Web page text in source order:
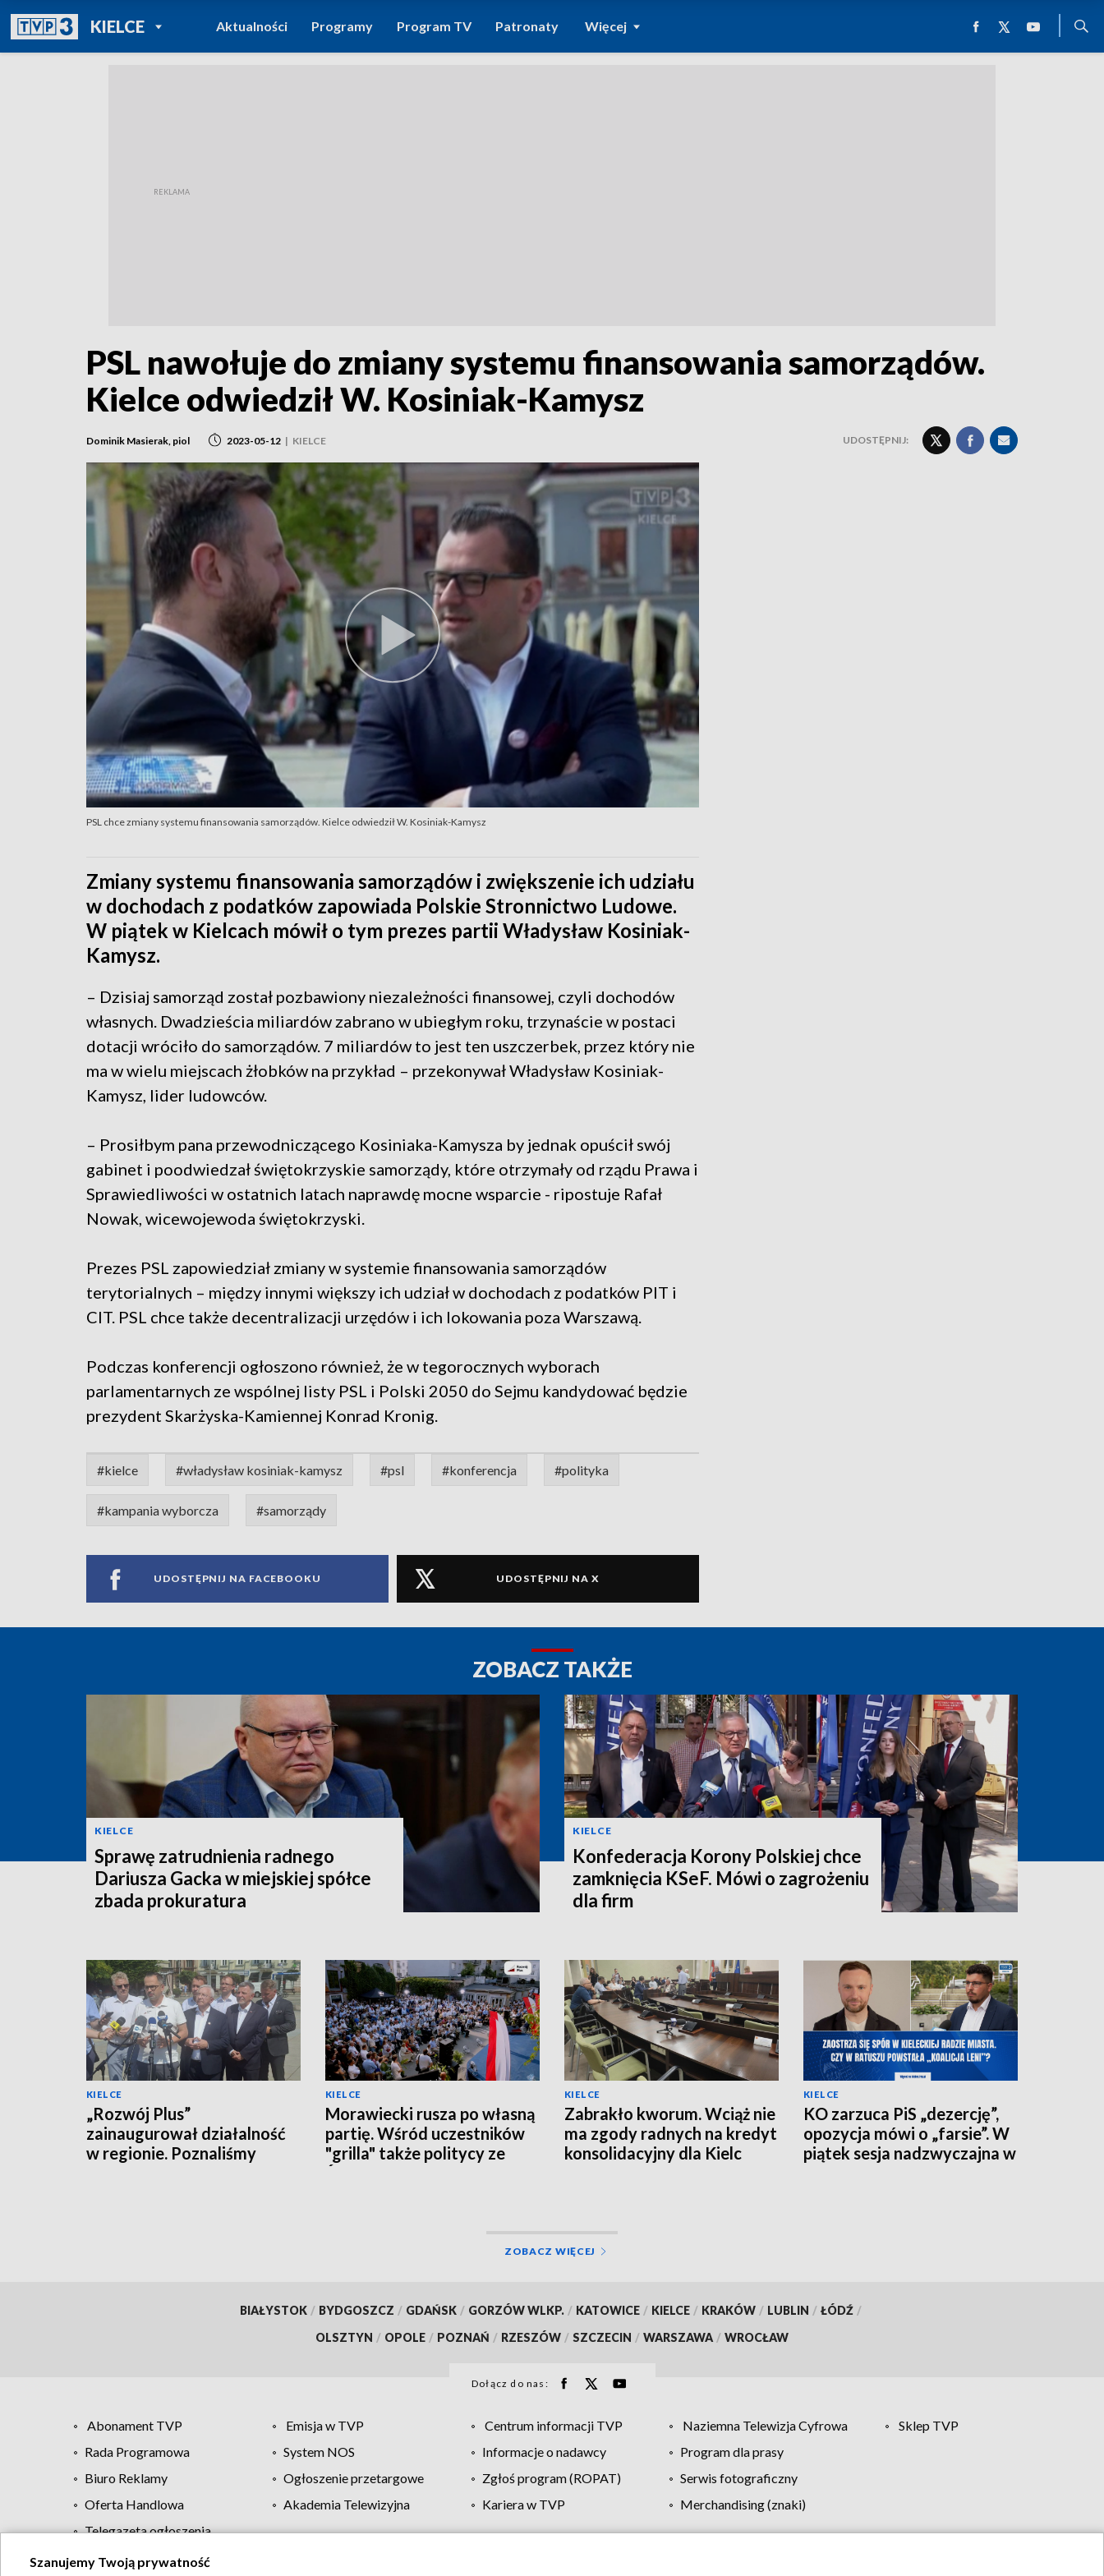
KIELCEPOWRÓT DO
TVP REGIONY
Aktualności Programy Program TV Patronaty Więcej
PSL nawołuje do zmiany systemu finansowania samorządów.
Kielce odwiedził W. Kosiniak-Kamysz
Dominik Masierak, piol 2023-05-12 | KIELCE UDOSTĘPNIJ:
PSL chce zmiany systemu finansowania samorządów. Kielce odwiedził W. Kosiniak-Kamysz
Zmiany systemu finansowania samorządów i zwiększenie ich udziału
w dochodach z podatków zapowiada Polskie Stronnictwo Ludowe.
W piątek w Kielcach mówił o tym prezes partii Władysław Kosiniak-
Kamysz.
– Dzisiaj samorząd został pozbawiony niezależności finansowej, czyli dochodów
własnych. Dwadzieścia miliardów zabrano w ubiegłym roku, trzynaście w postaci
dotacji wróciło do samorządów. 7 miliardów to jest ten uszczerbek, przez który nie
ma w wielu miejscach żłobków na przykład – przekonywał Władysław Kosiniak-
Kamysz, lider ludowców.
– Prosiłbym pana przewodniczącego Kosiniaka-Kamysza by jednak opuścił swój
gabinet i poodwiedzał świętokrzyskie samorządy, które otrzymały od rządu Prawa i
Sprawiedliwości w ostatnich latach naprawdę mocne wsparcie - ripostuje Rafał
Nowak, wicewojewoda świętokrzyski.
Prezes PSL zapowiedział zmiany w systemie finansowania samorządów
terytorialnych – między innymi większy ich udział w dochodach z podatków PIT i
CIT. PSL chce także decentralizacji urzędów i ich lokowania poza Warszawą.
Podczas konferencji ogłoszono również, że w tegorocznych wyborach
parlamentarnych ze wspólnej listy PSL i Polski 2050 do Sejmu kandydować będzie
prezydent Skarżyska-Kamiennej Konrad Kronig.
#kielce #władysław kosiniak-kamysz #psl #konferencja #polityka
#kampania wyborcza #samorządy
UDOSTĘPNIJ NA FACEBOOKU UDOSTĘPNIJ NA X
ZOBACZ TAKŻE
KIELCE
Sprawę zatrudnienia radnego
Dariusza Gacka w miejskiej spółce
zbada prokuratura
KIELCE
Konfederacja Korony Polskiej chce
zamknięcia KSeF. Mówi o zagrożeniu
dla firm
KIELCE
„Rozwój Plus”
zainaugurował działalność
w regionie. Poznaliśmy
KIELCE
Morawiecki rusza po własną
partię. Wśród uczestników
"grilla" także politycy ze
Świętokrzyskiego
KIELCE
Zabrakło kworum. Wciąż nie
ma zgody radnych na kredyt
konsolidacyjny dla Kielc
KIELCE
KO zarzuca PiS „dezercję”,
opozycja mówi o „farsie”. W
piątek sesja nadzwyczajna w
ZOBACZ WIĘCEJ
BIAŁYSTOK / BYDGOSZCZ / GDAŃSK / GORZÓW WLKP. / KATOWICE / KIELCE / KRAKÓW / LUBLIN / ŁÓDŹ /
OLSZTYN / OPOLE / POZNAŃ / RZESZÓW / SZCZECIN / WARSZAWA / WROCŁAW
Dołącz do nas:
Abonament TVP Emisja w TVP Centrum informacji TVP Naziemna Telewizja Cyfrowa
Sklep TVP
Rada Programowa
System NOS Informacje o nadawcy
Program dla prasy
Biuro Reklamy
Ogłoszenie przetargowe Zgłoś program (ROPAT)
Serwis fotograficzny
Oferta Handlowa
Akademia Telewizyjna Kariera w TVP
Merchandising (znaki)
Telegazeta ogłoszenia
Szanujemy Twoją prywatność